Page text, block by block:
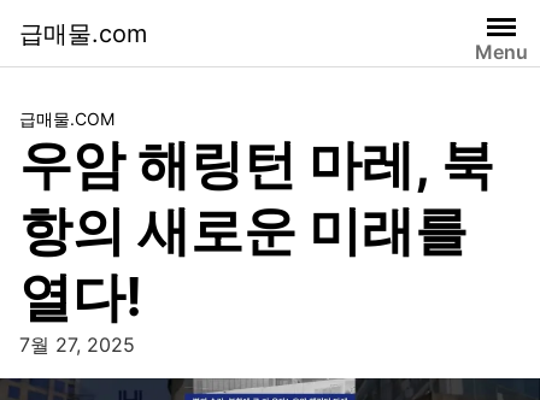
급매물.com
Menu
급매물.COM
우암 해링턴 마레, 북
항의 새로운 미래를
열다!
7월 27, 2025